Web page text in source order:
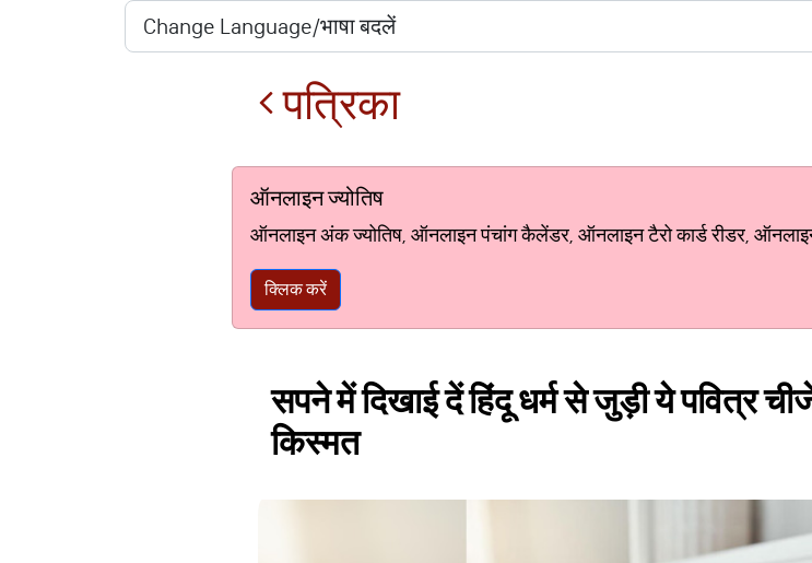
पत्रिका
ऑनलाइन ज्योतिष
ऑनलाइन अंक ज्योतिष, ऑनलाइन पंचांग कैलेंडर, ऑनलाइन टैरो कार्ड रीडर,
क्लिक करें
सपने में दिखाई दें हिंदू धर्म से जुड़ी ये पवित्र
किस्मत